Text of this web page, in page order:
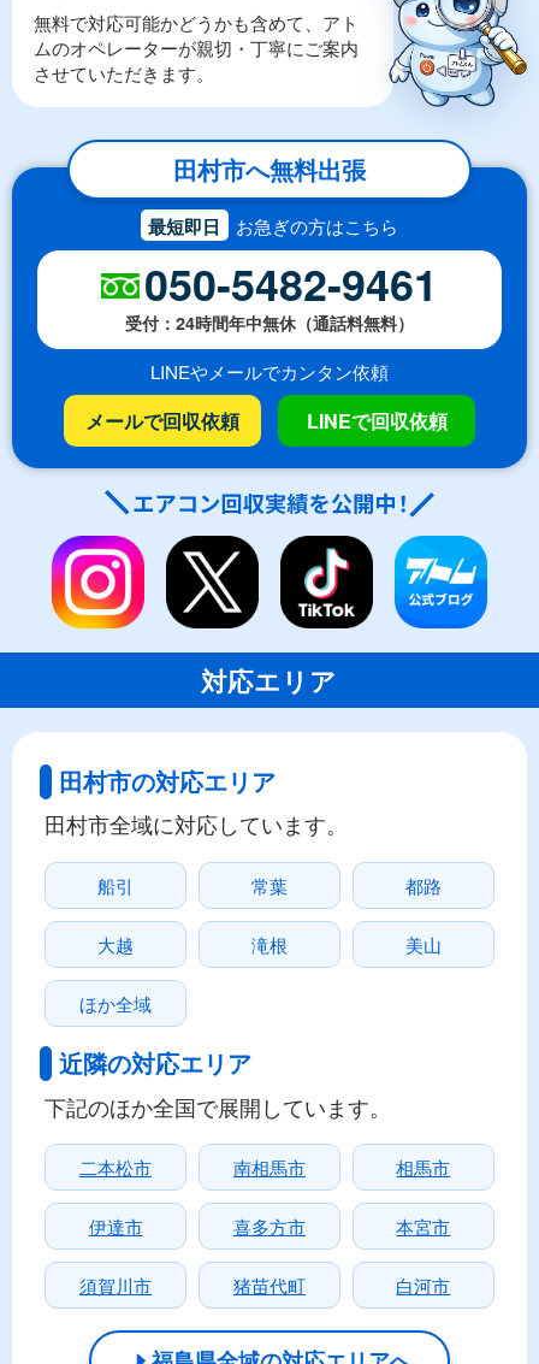
無料で対応可能かどうかも含めて、アト
ムのオペレーターが親切・丁寧にご案内
させていただきます。
田村市へ無料出張
最短即日 お急ぎの方はこちら
050-5482-9461
受付：24時間年中無休（通話料無料）
LINEやメールでカンタン依頼
メールで回収依頼 LINEで回収依頼
対応エリア
田村市の対応エリア
田村市全域に対応しています。
船引 常葉 都路
大越 滝根 美山
ほか全域
近隣の対応エリア
下記のほか全国で展開しています。
二本松市 南相馬市 相馬市
伊達市 喜多方市 本宮市
須賀川市 猪苗代町 白河市